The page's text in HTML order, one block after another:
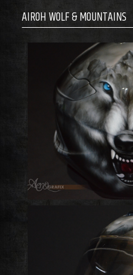
AIROH WOLF & MOUNTAINS